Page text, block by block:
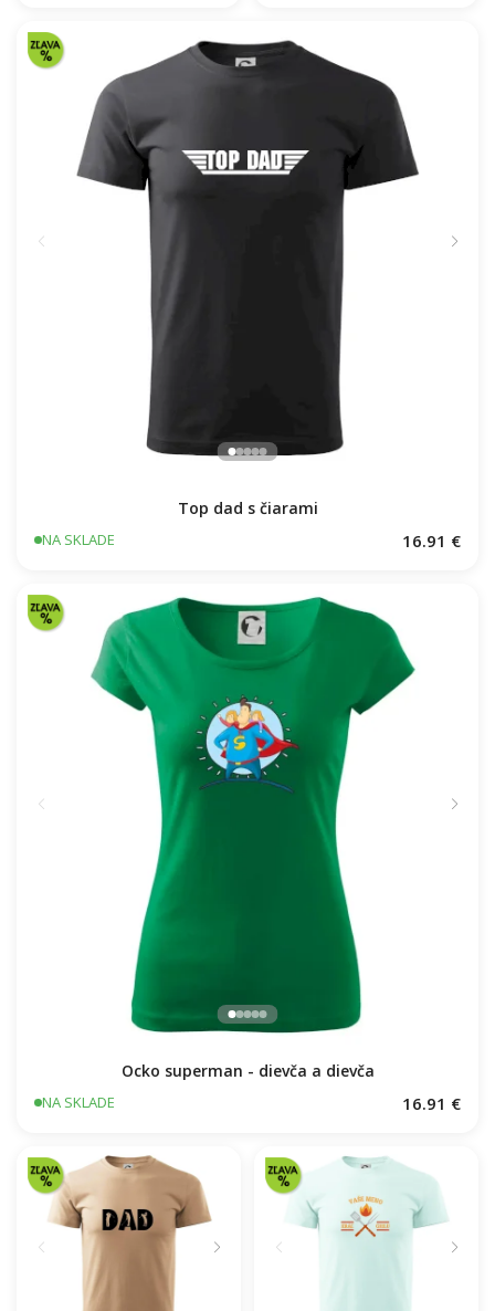
Top dad s čiarami
NA SKLADE 16.91 €
Ocko superman - dievča a dievča
NA SKLADE 16.91 €